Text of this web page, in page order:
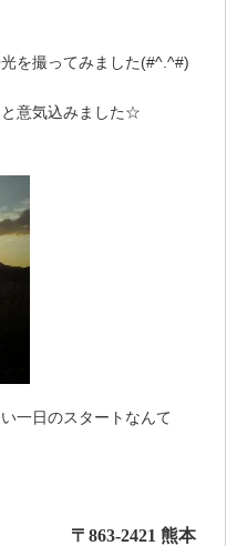
を撮ってみました(#^.^#)
意気込みました☆
一日のスタートなんて
863-2421熊本